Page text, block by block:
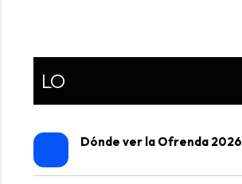
LO
Dónde ver la Ofrenda 2026